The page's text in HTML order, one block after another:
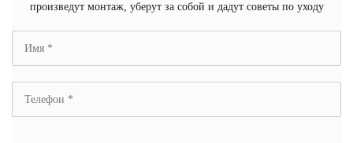
произведут монтаж, уберут за собой и дадут советы по уходу